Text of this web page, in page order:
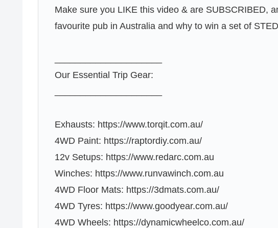
Make sure you LIKE this video & are SUBSCRIBED,
favourite pub in Australia and why to win a set of
Our Essential Trip Gear:
Exhausts: https://www.torqit.com.au/
4WD Paint: https://raptordiy.com.au/
12v Setups: https://www.redarc.com.au
Winches: https://www.runvawinch.com.au
4WD Floor Mats: https://3dmats.com.au/
4WD Tyres: https://www.goodyear.com.au/
4WD Wheels: https://dynamicwheelco.com.au/